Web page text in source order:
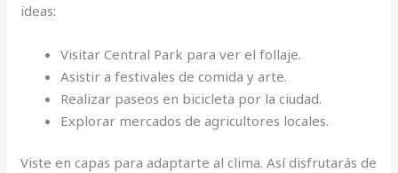
ideas:
Visitar Central Park para ver el follaje.
Asistir a festivales de comida y arte.
Realizar paseos en bicicleta por la ciudad.
Explorar mercados de agricultores locales.
Viste en capas para adaptarte al clima. Así disfrutarás de